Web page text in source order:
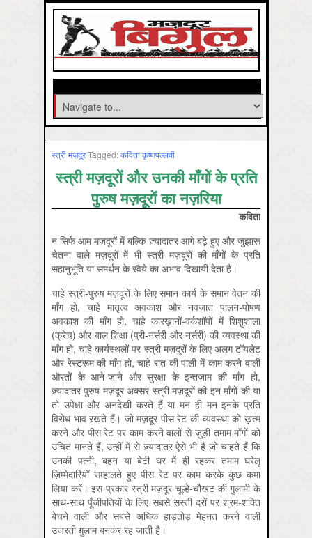
स्‍त्री मज़दूरTagged:कविता कृष्‍णपल्‍लवी
स्त्री मज़दूरों और उनकी माँगों के प्रति
पुरुष मज़दूरों का नज़रिया
कविता
न सिर्फ आम मज़दूरों में बल्कि ज़्यादातर आगे बढ़े हुए और जुझारू
चेतना वाले मज़दूरों में भी स्त्री मज़दूरों की माँगों के प्रति
सहानुभूति या समर्थन के रवैये का अभाव दिखायी देता है।
चाहे स्त्री-पुरुष मज़दूरों के लिए समान कार्य के समान वेतन की
माँग हो, चाहे मातृत्व अवकाश और नवजात पालन-पोषण
अवकाश की माँग हो, चाहे कारख़ानों-वर्कशॉपों में शिशुशाला
(क्रेच) और बाल शिक्षा (प्री-नर्सरी और नर्सरी) की व्यवस्था की
माँग हो, चाहे कार्यस्थलों पर स्त्री मज़दूरों के लिए अलग टॉयलेट
और रेस्टरूम की माँग हो, चाहे रात की पाली में काम करने वाली
औरतों के आने-जाने और सुरक्षा के इन्तज़ाम की माँग हो,
ज़्यादातर पुरुष मज़दूर अक्सर स्त्री मज़दूरों की इन माँगों की या
तो उपेक्षा और अनदेखी करते हैं या मन ही मन इनके प्रति
विरोध भाव रखते हैं। जो मज़दूर पीस रेट की व्यवस्था को ख़त्म
करने और पीस रेट पर काम करने वालों से जुड़ी तमाम माँगों को
उचित मानते हैं, उन्हीं में से ज़्यादातर ऐसे भी हैं जो चाहते हैं कि
उनकी पत्नी, बहन या बेटी घर में ही रहकर तमाम घरेलू
ज़िम्मेदारियाँ सम्हालते हुए पीस रेट पर काम करके कुछ कमा
लिया करें। इस प्रकार स्त्री मज़दूर चूल्हे-चौखट की ग़ुलामी के
साथ-साथ पूँजीपतियों के लिए सबसे सस्ती दरों पर श्रम-शक्ति
बेचने वाली और सबसे अधिक हाड़तोड़ मेहनत करने वाली
उजरती ग़ुलाम बनकर रह जाती है।